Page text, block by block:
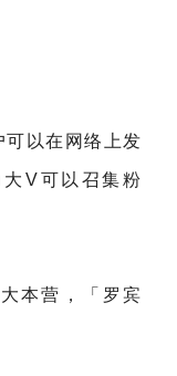
以在网络上发
V可以召集粉
本营，「罗宾